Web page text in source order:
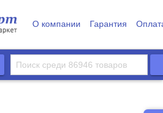
О компании Гарантия